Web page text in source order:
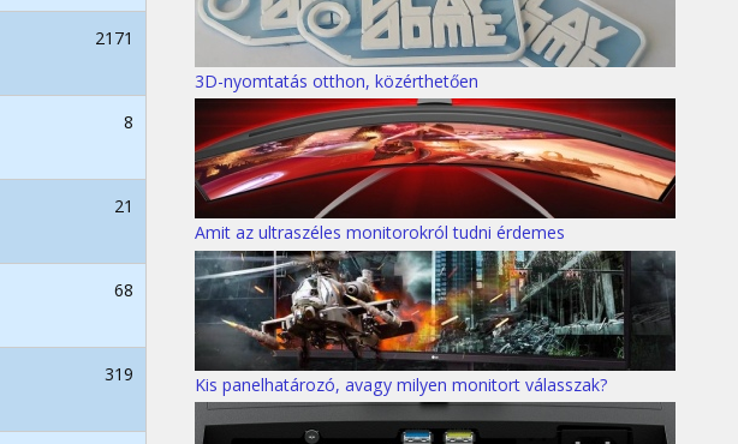
2171
8
21
68
319
3D-nyomtatás otthon, közérthetően
Amit az ultraszéles monitorokról tudni érdemes
Kis panelhatározó, avagy milyen monitort válasszak?